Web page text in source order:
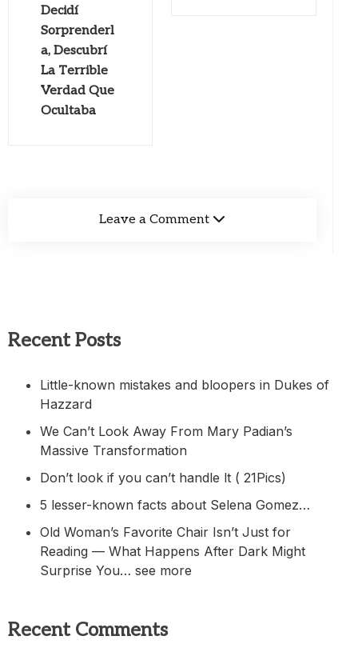
Decidí
Sorprenderl
a, Descubrí
La Terrible
Verdad Que
Ocultaba
Leave a Comment
Recent Posts
Little-known mistakes and bloopers in Dukes of
Hazzard
We Can’t Look Away From Mary Padian’s
Massive Transformation
Don’t look if you can’t handle lt ( 21Pics)
5 lesser-known facts about Selena Gomez…
Old Woman’s Favorite Chair Isn’t Just for
Reading — What Happens After Dark Might
Surprise You… see more
Recent Comments